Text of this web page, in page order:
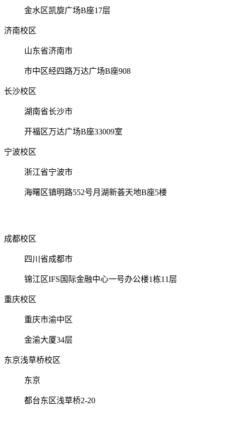
金水区凯旋广场B座17层
济南校区
山东省济南市
市中区经四路万达广场B座908
长沙校区
湖南省长沙市
开福区万达广场B座33009室
宁波校区
浙江省宁波市
海曙区镇明路552号月湖新荟天地B座5楼
成都校区
四川省成都市
锦江区IFS国际金融中心一号办公楼1栋11层
重庆校区
重庆市渝中区
金渝大厦34层
东京浅草桥校区
东京
都台东区浅草桥2-20